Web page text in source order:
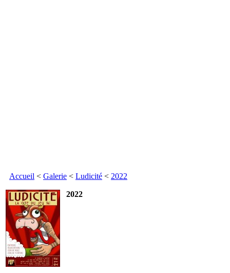
Accueil < Galerie < Ludicité < 2022
2022